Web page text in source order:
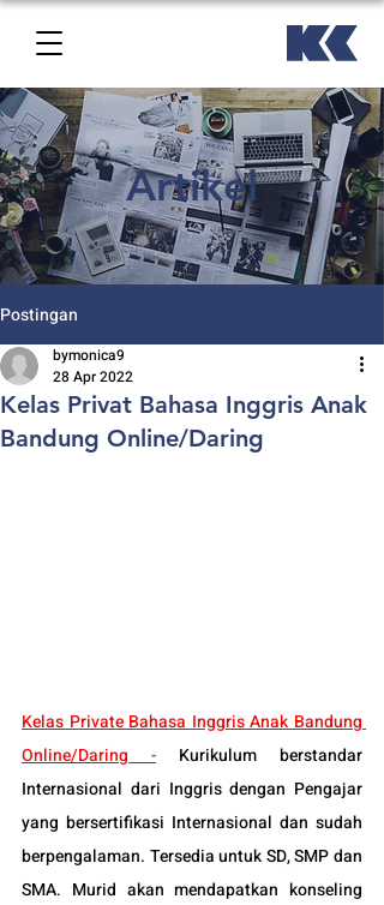
Artikel
Postingan
Kelas Privat Bahasa Inggris Anak
Bandung Online/Daring
bymonica9
28 Apr 2022
Kelas Private Bahasa Inggris Anak Bandung
Online/Daring -
Kurikulum berstandar
Internasional dari Inggris dengan Pengajar
yang bersertifikasi Internasional dan sudah
berpengalaman. Tersedia untuk SD, SMP dan
SMA. Murid akan mendapatkan konseling